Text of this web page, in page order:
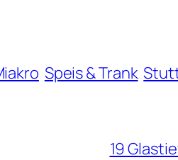
Speis & Trank
19